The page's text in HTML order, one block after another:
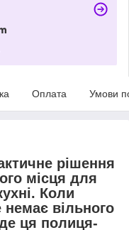
Оплата Умови
рішення
місця для
Коли
вільного
ця полиця-